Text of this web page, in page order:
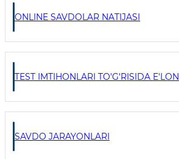
ONLINE SAVDOLAR NATIJASI
TEST IMTIHONLARI TO'G'RISIDA E'LON
SAVDO JARAYONLARI